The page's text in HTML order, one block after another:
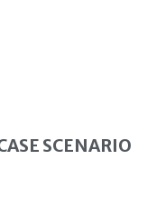
SCENARIO